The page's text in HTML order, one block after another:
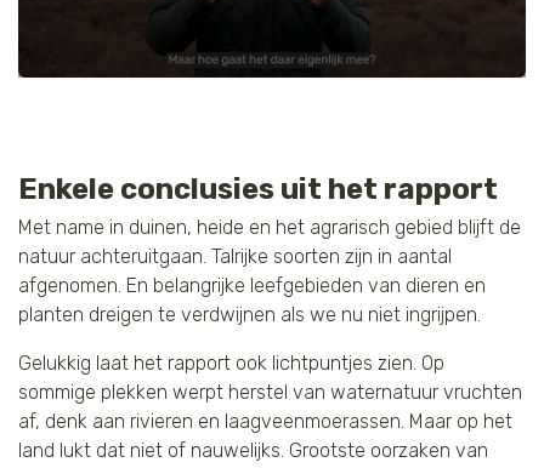
26
seconds
Enkele conclusies uit het rapport
Met name in duinen, heide en het agrarisch gebied blijft de
natuur achteruitgaan. Talrijke soorten zijn in aantal
afgenomen. En belangrijke leefgebieden van dieren en
planten dreigen te verdwijnen als we nu niet ingrijpen.
Gelukkig laat het rapport ook lichtpuntjes zien. Op
sommige plekken werpt herstel van waternatuur vruchten
af, denk aan rivieren en laagveenmoerassen. Maar op het
land lukt dat niet of nauwelijks. Grootste oorzaken van